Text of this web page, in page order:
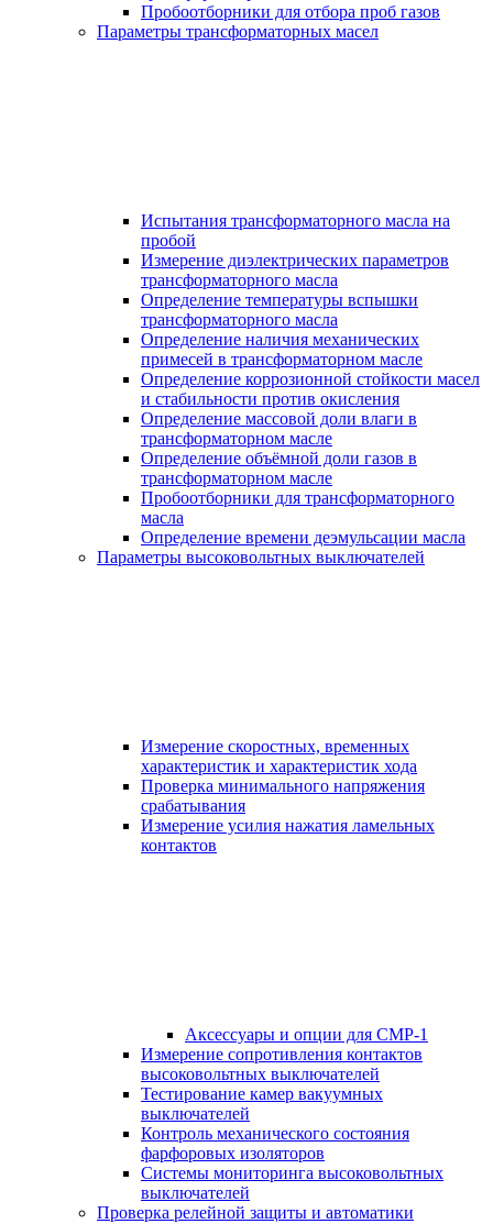
Пробоотборники для отбора проб газов
Параметры трансформаторных масел
Испытания трансформаторного масла на
пробой
Измерение диэлектрических параметров
трансформаторного масла
Определение температуры вспышки
трансформаторного масла
Определение наличия механических
примесей в трансформаторном масле
Определение коррозионной стойкости масел
и стабильности против окисления
Определение массовой доли влаги в
трансформаторном масле
Определение объёмной доли газов в
трансформаторном масле
Пробоотборники для трансформаторного
масла
Определение времени деэмульсации масла
Параметры высоковольтных выключателей
Измерение скоростных, временных
характеристик и характеристик хода
Проверка минимального напряжения
срабатывания
Измерение усилия нажатия ламельных
контактов
Аксессуары и опции для СМР-1
Измерение сопротивления контактов
высоковольтных выключателей
Тестирование камер вакуумных
выключателей
Контроль механического состояния
фарфоровых изоляторов
Системы мониторинга высоковольтных
выключателей
Проверка релейной защиты и автоматики